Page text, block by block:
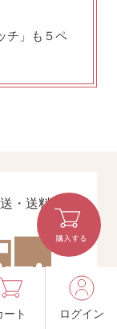
ート ログイン
チ」も５ペ
・送料